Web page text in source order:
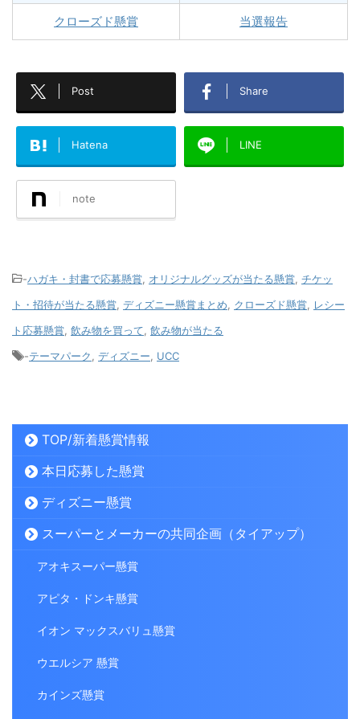
クローズド懸賞 当選報告
Post Share
Hatena LINE
note
-ハガキ・封書で応募懸賞 オリジナルグッズが当たる懸賞 チケッ
ト・招待が当たる懸賞 ディズニー懸賞まとめ クローズド懸賞
レシー
ト応募懸賞 飲み物を買って 飲み物が当たる
-テーマパーク ディズニー UCC
TOP/新着懸賞情報
本日応募した懸賞
ディズニー懸賞
スーパーとメーカーの共同企画（タイアップ）
アオキスーパー懸賞
アピタ・ドンキ懸賞
イオン マックスバリュ懸賞
ウエルシア 懸賞
カインズ懸賞